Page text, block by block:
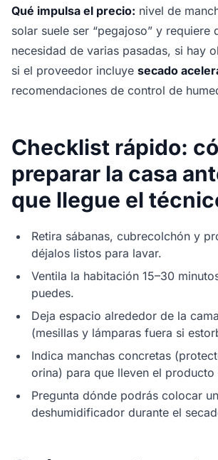
Qué impulsa el precio: nivel de
solar suele ser “pegajoso” y requiere
necesidad de varias pasadas, si hay
si el proveedor incluye secado
recomendaciones de control de
Checklist rápido:
preparar la casa
que llegue el
Retira sábanas, cubrecolchón y
déjalos listos para lavar.
Ventila la habitación 15–30
puedes.
Deja espacio alrededor de la
(mesillas y lámparas fuera si
Indica manchas concretas
orina) para que lleven el producto
Pregunta dónde podrás colocar
deshumidificador durante el